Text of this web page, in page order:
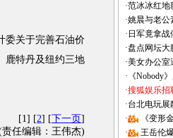
关于完善石油价
鹿特丹及纽约三地
[1] [2] [下一页]
责任编辑：王伟杰)
·范冰冰红地
·姚晨与老公
· 日军竟拿战
·盘点网坛大
·美女办公室
· 《Nobody
·搜狐娱乐招
·台北电玩展
·
《变形
·
王岳伦